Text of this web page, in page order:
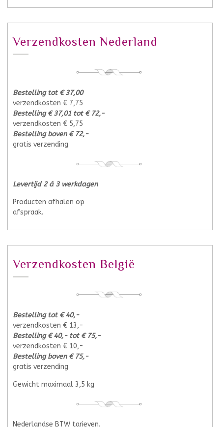
Verzendkosten Nederland
Bestelling tot € 37,00
verzendkosten € 7,75
Bestelling € 37,01 tot € 72,-
verzendkosten € 5,75
Bestelling boven € 72,-
gratis verzending
Levertijd 2 á 3 werkdagen
Producten afhalen op
afspraak.
Verzendkosten België
Bestelling tot € 40,-
verzendkosten € 13,-
Bestelling € 40,- tot € 75,-
verzendkosten € 10,-
Bestelling boven € 75,-
gratis verzending
Gewicht maximaal 3,5 kg
Nederlandse BTW tarieven.